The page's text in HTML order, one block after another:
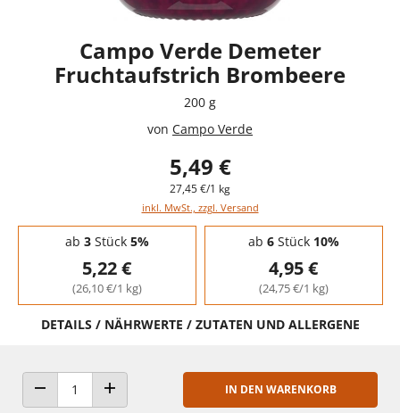
Campo Verde Demeter
Fruchtaufstrich Brombeere
200 g
von Campo Verde
5,49 €
27,45 €/1 kg
inkl. MwSt., zzgl. Versand
Staffelpreise - Mengenrabatt
ab 3Stück 5%
5,22 €
(26,10 €/1 kg)
ab 6Stück 10%
4,95 €
(24,75 €/1 kg)
DETAILS / NÄHRWERTE / ZUTATEN UND ALLERGENE
ANZAHL VERRINGERNANZAHL ERHÖHEN
IN DEN WARENKORB